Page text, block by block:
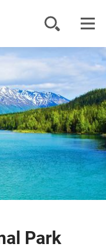
Park